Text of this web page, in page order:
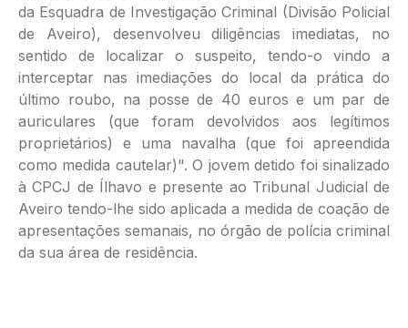
da Esquadra de Investigação Criminal (Divisão Policial
de Aveiro), desenvolveu diligências imediatas, no
sentido de localizar o suspeito, tendo-o vindo a
interceptar nas imediações do local da prática do
último roubo, na posse de 40 euros e um par de
auriculares (que foram devolvidos aos legítimos
proprietários) e uma navalha (que foi apreendida
como medida cautelar)". O jovem detido foi sinalizado
à CPCJ de Ílhavo e presente ao Tribunal Judicial de
Aveiro tendo-lhe sido aplicada a medida de coação de
apresentações semanais, no órgão de polícia criminal
da sua área de residência.